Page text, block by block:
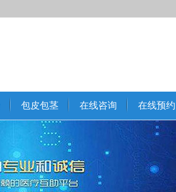
包皮包茎 在线咨询 在线预约